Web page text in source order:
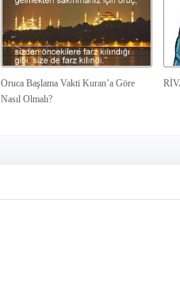
Oruca Başlama Vakti Kuran’a Göre
Nasıl Olmalı?